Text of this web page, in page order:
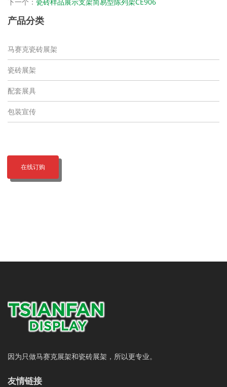
产品分类
马赛克瓷砖展架
瓷砖展架
配套展具
包装宣传
在线订购
因为只做马赛克展架和瓷砖展架，所以更专业。
友情链接